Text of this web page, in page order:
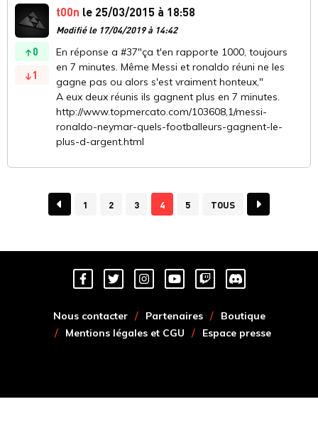
0
1
t00n le 25/03/2015 à 18:58
Modifié le 17/04/2019 à 14:42
En réponse a #37"ça t'en rapporte 1000, toujours
en 7 minutes. Même Messi et ronaldo réuni ne les
gagne pas ou alors s'est vraiment honteux,"
A eux deux réunis ils gagnent plus en 7 minutes.
http://www.topmercato.com/103608,1/messi-
ronaldo-neymar-quels-footballeurs-gagnent-le-
plus-d-argent.html
1 2 3 4 5 TOUS
Nous contacter Partenaires
Boutique
Mentions légales et CGU
Espace presse